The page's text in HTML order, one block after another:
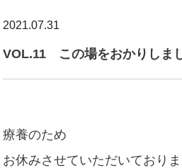
2021.07.31
VOL.11 この場をおかりしま
療養のため
お休みさせていただいておりま